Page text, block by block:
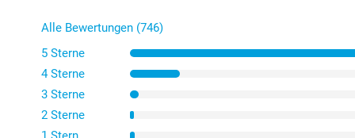
Alle Bewertungen (746)
5 Sterne
4 Sterne
3 Sterne
2 Sterne